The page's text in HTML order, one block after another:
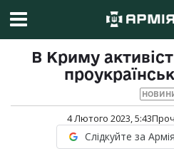
В Криму
4 Лютого 2023, 5:43
Слідкуйте за